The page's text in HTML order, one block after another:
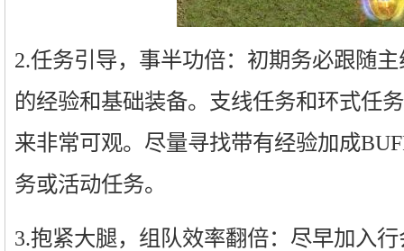
2.任务引导，事半功倍：初期务必跟随
的经验和基础装备。支线任务和环式任
来非常可观。尽量寻找带有经验加成
务或活动任务。
3.抱紧大腿，组队效率翻倍：尽早加入